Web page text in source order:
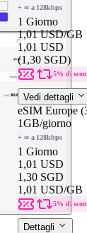
+ ∞ a 128kbps
1 Giorno
1,01 USD/GB
1,01 USD
(1,30 SGD)
5% di
Vedi dettagli
eSIM Europe
1GB/giorno
+ ∞ a 128kbps
1 Giorno
1,01 USD
1,30 SGD
1,01 USD/GB
5% di
Dettagli